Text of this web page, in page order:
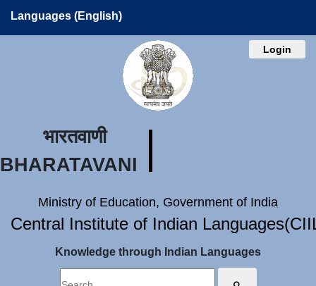
Languages (English)
Login
भारतवाणी
BHARATAVANI
Ministry of Education, Government of India
Central Institute of Indian
Knowledge through Indian Languages